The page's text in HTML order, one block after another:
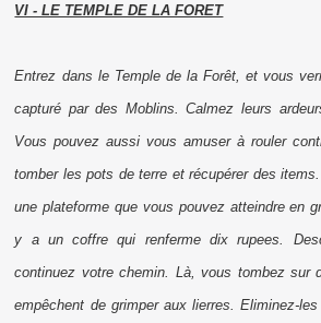
VI - LE TEMPLE DE LA FORET
Entrez dans le Temple de la Forêt, et vous
capturé par des Moblins. Calmez leurs
Vous pouvez aussi vous amuser à rouler
tomber les pots de terre et récupérer des items
une plateforme que vous pouvez atteindre en
y a un coffre qui renferme dixrupees .
continuez votre chemin. Là, vous tombez sur
empêchent de grimper aux lierres. Eliminez-